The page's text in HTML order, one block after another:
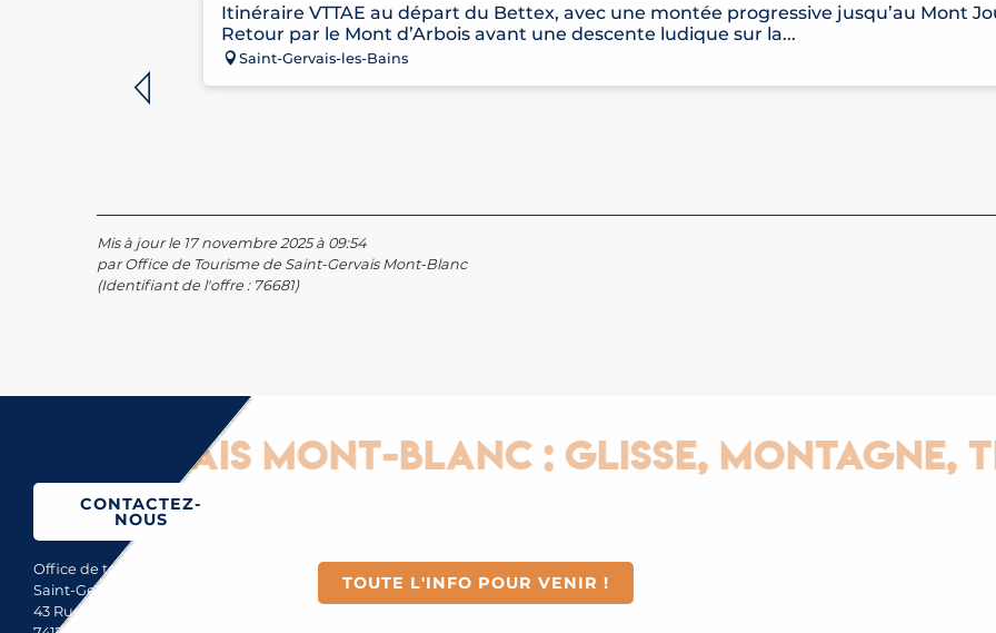
Itinéraire VTTAE au départ du Bettex, avec une montée progressive jusqu’au Mont
Retour par le Mont d’Arbois avant une descente ludique sur la...
Saint-Gervais-les-Bains
Mis à jour le 17 novembre 2025 à 09:54
par Office de Tourisme de Saint-Gervais Mont-Blanc
(Identifiant de l'offre : 76681)
Gervais Mont-Blanc : Glisse, Montagne,
CONTACTEZ-
NOUS
Office de tourisme de
Saint-Gervais Mont-Blanc
43 Rue du Mont-Blanc
TOUTE L'INFO POUR VENIR !